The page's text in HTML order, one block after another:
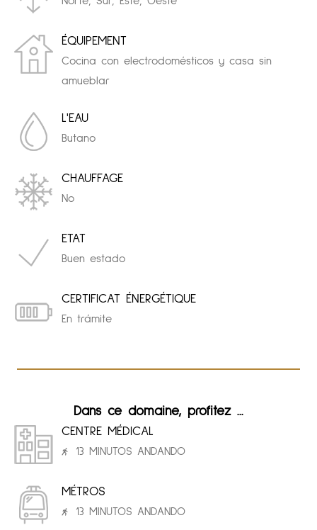
ÉQUIPEMENT
Cocina con electrodomésticos y casa sin
amueblar
L'EAU
Butano
CHAUFFAGE
No
ETAT
Buen estado
CERTIFICAT ÉNERGÉTIQUE
En trámite
Dans ce domaine, profitez ...
CENTRE MÉDICAL
13 MINUTOS ANDANDO
MÉTROS
13 MINUTOS ANDANDO